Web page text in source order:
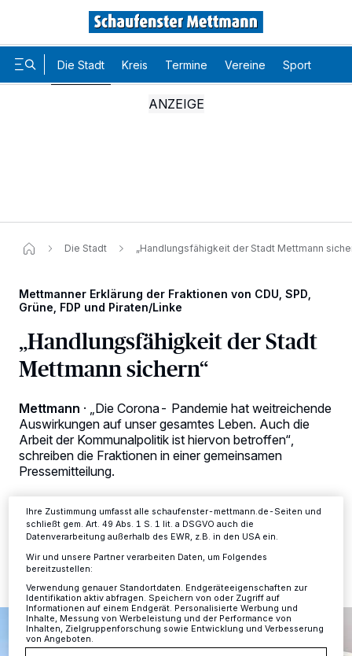
Die Stadt Kreis Termine Vereine Sport
Die Stadt „Handlungsfähigkeit der Stadt Mettmann
Mettmanner Erklärung der Fraktionen von CDU, SPD,
Grüne, FDP und Piraten/Linke
„Handlungsfähigkeit der Stadt
Mettmann sichern“
Mettmann · „Die Corona- Pandemie hat weitreichende
Auswirkungen auf unser gesamtes Leben. Auch die
Arbeit der Kommunalpolitik ist hiervon betroffen“,
schreiben die Fraktionen in einer gemeinsamen
Pressemitteilung.
26.03.2020 , 09:00 Uhr 2 Minuten Lesezeit
Wir und unsere
-Partner speichern und greifen auf
personenbezogene Daten wie Browserdaten oder eindeutige
Kennungen auf Ihrem Gerät zu. Durch Auswahl von OK aktivieren Sie
verarbeiten Daten, um Ihnen Dienste bereitzustellen“ aufgeführten
Zwecke. Wenn Tracker deaktiviert sind, sind manche Inhalte und
Anzeigen möglicherweise nicht mehr so relevant für Sie. Sie können
dieses Menü jederzeit wieder aufrufen, um Ihre Einstellungen zu
ändern oder Ihre Einwilligung zu widerrufen, indem Sie auf den Link
Einstellungen oder Ablehnen am unteren Rand der Webseite klicken.
Ihre Einstellungen gelten innerhalb unseres Website. Weitere
Ihre Zustimmung umfasst alle schaufenster-mettmann.de-Seiten und
schließt gem. Art. 49 Abs. 1 S. 1 lit. a DSGVO auch die
Datenverarbeitung außerhalb des EWR, z.B. in den USA ein.
Wir und unsere Partner verarbeiten Daten, um Folgendes
bereitzustellen:
Verwendung genauer Standortdaten. Endgeräteeigenschaften zur
Identifikation aktiv abfragen. Speichern von oder Zugriff auf
Informationen auf einem Endgerät. Personalisierte Werbung und
Inhalte, Messung von Werbeleistung und der Performance von
Inhalten, Zielgruppenforschung sowie Entwicklung und Verbesserung
von Angeboten.